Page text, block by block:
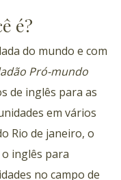
é?
do mundo e com
Pró-mundo
de inglês para as
em vários
Rio de janeiro, o
inglês para
no campo de